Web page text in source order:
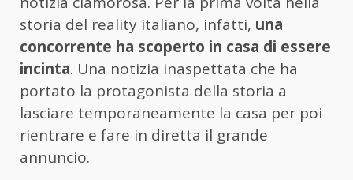
storia del reality italiano, infatti, una
concorrente ha scoperto in casa di essere
incinta. Una notizia inaspettata che ha
portato la protagonista della storia a
lasciare temporaneamente la casa per poi
rientrare e fare in diretta il grande
annuncio.